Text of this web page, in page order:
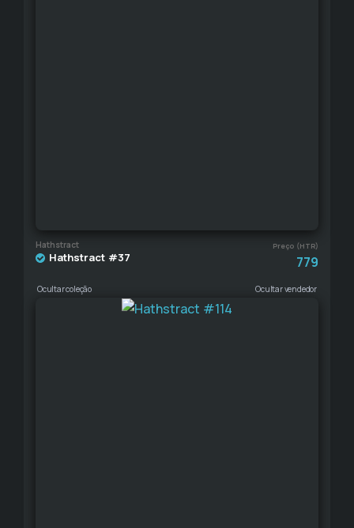
Hathstract Preço (HTR)
Hathstract #37 779
Ocultar coleção Ocultar vendedor